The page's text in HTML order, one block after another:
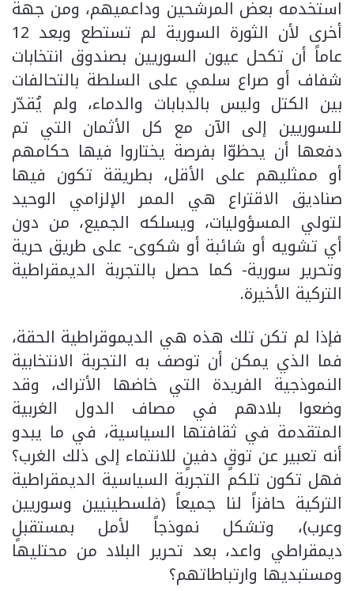
استخدمه بعض المرشحين وداعميهم، ومن جهة
أخرى لأن الثورة السورية لم تستطع وبعد 12
عاماً أن تكحل عيون السوريين بصندوق انتخابات
شفاف أو صراع سلمي على السلطة بالتحالفات
بين الكتل وليس بالدبابات والدماء، ولم يُقدّر
للسوريين إلى الآن مع كل الأثمان التي تم
دفعها أن يحظوّا بفرصة يختاروا فيها حكامهم
أو ممثليهم على الأقل، بطريقة تكون فيها
صناديق الاقتراع هي الممر الإلزامي الوحيد
لتولي المسؤوليات، ويسلكه الجميع، من دون
أي تشويه أو شائبة أو شكوى- على طريق حرية
وتحرير سورية- كما حصل بالتجربة الديمقراطية
التركية الأخيرة.
فإذا لم تكن تلك هذه هي الديموقراطية الحقة،
فما الذي يمكن أن توصف به التجربة الانتخابية
النموذجية الفريدة التي خاضها الأتراك، وقد
وضعوا بلادهم في مصاف الدول الغربية
المتقدمة في ثقافتها السياسية، في ما يبدو
أنه تعبير عن توقٍ دفينٍ للانتماء إلى ذلك الغرب؟
فهل تكون تلكم التجربة السياسية الديمقراطية
التركية حافزاً لنا جميعاً (فلسطينيين وسوريين
وعرب)، وتشكل نموذجاً لأمل بمستقبلٍ
ديمقراطي واعد، بعد تحرير البلاد من محتليها
ومستبديها وارتباطاتهم؟